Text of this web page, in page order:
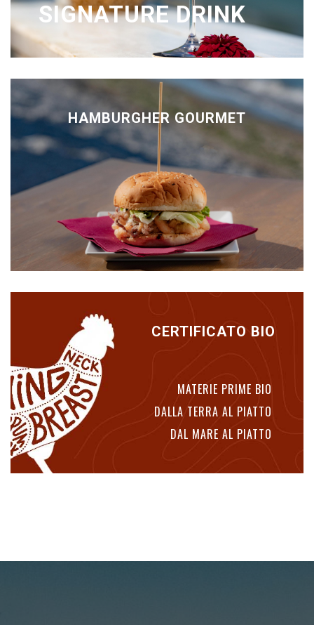
SIGNATURE DRINK
HAMBURGHER GOURMET
CERTIFICATO BIO
MATERIE PRIME BIO
DALLA TERRA AL PIATTO
DAL MARE AL PIATTO